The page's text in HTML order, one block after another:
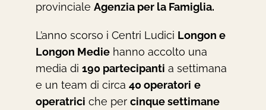
provinciale Agenzia per la Famiglia.
L’anno scorso i Centri Ludici Longon e
Longon Mediehanno accolto una
media di 190 partecipanti a settimana
e un team di circa 40 operatori e
operatrici che per cinque settimane